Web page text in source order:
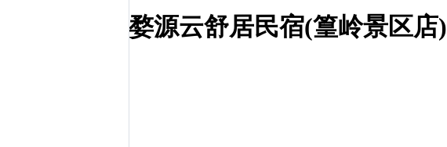
婺源云舒居民宿(篁岭景区店)